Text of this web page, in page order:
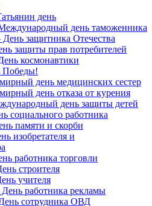
день
день таможенника
День защитника Отечества
защиты прав потребителей
космонавтики
Победы!
день медицинских сестер
день отказа от курения
день защиты детей
социального работника
памяти и скорби
изобретателя и
работника торговли
строителя
учителя
День работника рекламы
сотрудника ОВД